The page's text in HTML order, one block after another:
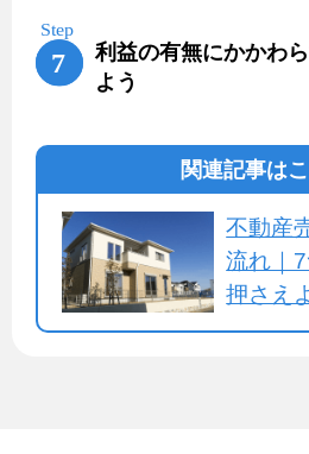
利益の有無にかかわ
よう
関連記事は
不動産
流れ｜
押さえ